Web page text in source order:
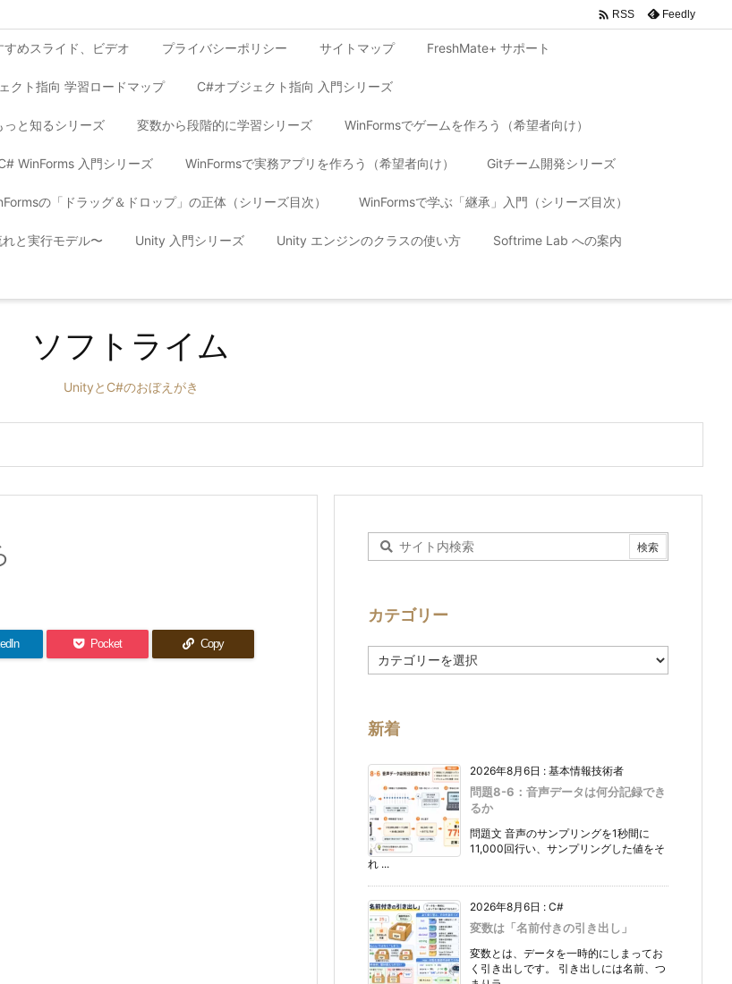
すめスライド、ビデオ プライバシーポリシー サイトマップ FreshMate+ サポート
クト指向 学習ロードマップ C#オブジェクト指向 入門シリーズ
と知るシリーズ 変数から段階的に学習シリーズ WinFormsでゲームを作ろう（希望者向け）
WinForms 入門シリーズ WinFormsで実務アプリを作ろう（希望者向け） Gitチーム開発シリーズ
の「ドラッグ＆ドロップ」の正体（シリーズ目次） WinFormsで学ぶ「継承」入門（シリーズ目次）
と実行モデル〜 Unity 入門シリーズ Unity エンジンのクラスの使い方 Softrime Lab への案内
 RSS Feedly
ソフトライム
UnityとC#のおぼえがき
Pocket Copy
カテゴリー
テ
ー
新着
2026年8月6日 : 基本情報技術者
問題8-6：音声データは何分記録でき
るか
問題文 音声のサンプリングを1秒間に
11,000回行い、サンプリングした値をそ
れ ...
2026年8月6日 : C#
変数は「名前付きの引き出し」
変数とは、データを一時的にしまってお
く引き出しです。 引き出しには名前、つ